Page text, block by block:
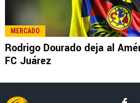
MERCADO
Rodrigo Dourado deja al
FC Juárez